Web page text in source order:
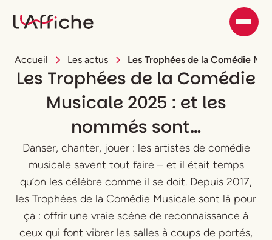
Accueil Les actus Les Trophées de la Comédie
Les Trophées de la Comédie
Musicale 2025 : et les
nommés sont…
Danser, chanter, jouer : les artistes de comédie
musicale savent tout faire – et il était temps
qu’on les célèbre comme il se doit. Depuis 2017,
les Trophées de la Comédie Musicale sont là pour
ça : offrir une vraie scène de reconnaissance à
ceux qui font vibrer les salles à coups de portés,